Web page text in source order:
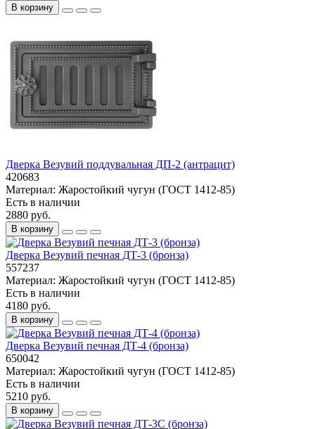
В корзину
Дверка Везувий поддувальная ДП-2 (антрацит)
420683
Материал: Жаростойкий чугун (ГОСТ 1412-85)
Есть в наличии
2880 руб.
В корзину
Дверка Везувий печная ДТ-3 (бронза)
557237
Материал: Жаростойкий чугун (ГОСТ 1412-85)
Есть в наличии
4180 руб.
В корзину
Дверка Везувий печная ДТ-4 (бронза)
650042
Материал: Жаростойкий чугун (ГОСТ 1412-85)
Есть в наличии
5210 руб.
В корзину